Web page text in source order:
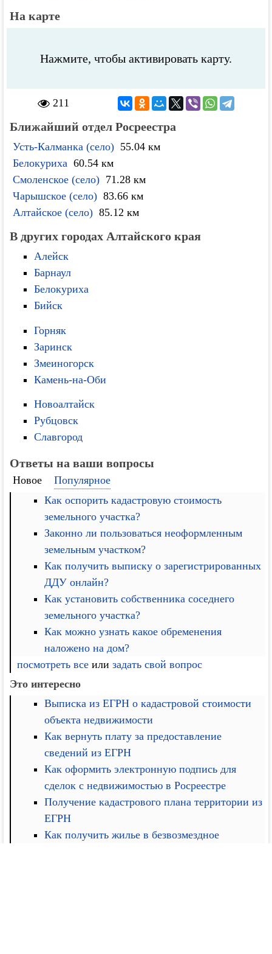
На карте
Нажмите, чтобы активировать карту.
211
Ближайший отдел Росреестра
Усть-Калманка (село) 55.04 км
Белокуриха 60.54 км
Смоленское (село) 71.28 км
Чарышское (село) 83.66 км
Алтайское (село) 85.12 км
В других городах Алтайского края
Алейск
Барнаул
Белокуриха
Бийск
Горняк
Заринск
Змеиногорск
Камень-на-Оби
Новоалтайск
Рубцовск
Славгород
Ответы на ваши вопросы
Новое
Популярное
Как оспорить кадастровую стоимость
земельного участка?
Законно ли пользоваться неоформленным
земельным участком?
Как получить выписку о зарегистрированных
ДДУ онлайн?
Как установить собственника соседнего
земельного участка?
Как можно узнать какое обременения
наложено на дом?
посмотреть все илизадать свой вопрос
Это интересно
Выписка из ЕГРН о кадастровой стоимости
объекта недвижимости
Как вернуть плату за предоставление
сведений из ЕГРН
Как оформить электронную подпись для
сделок с недвижимостью в Росреестре
Получение кадастрового плана территории из
ЕГРН
Как получить жилье в безвозмездное